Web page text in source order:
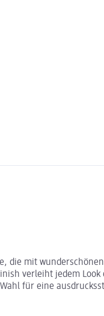
die mit
verleiht jedem
für eine